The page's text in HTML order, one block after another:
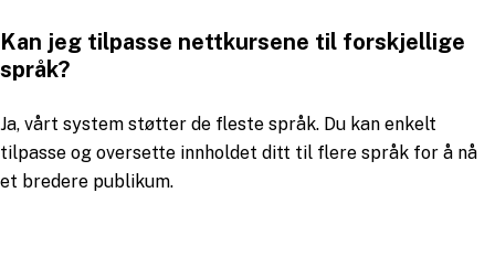
Kan jeg tilpasse nettkursene til forskjellige
språk?
Ja, vårt system støtter de fleste språk. Du kan enkelt
tilpasse og oversette innholdet ditt til flere språk for å nå
et bredere publikum.